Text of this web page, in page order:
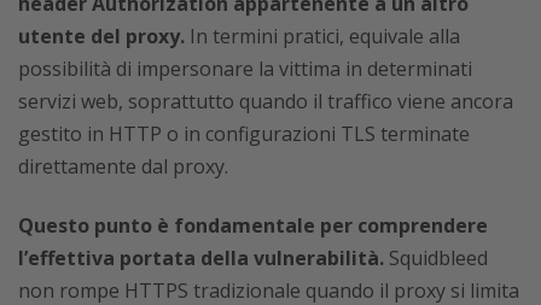
utente del proxy. In termini pratici, equivale alla
possibilità di impersonare la vittima in determinati
servizi web, soprattutto quando il traffico viene ancora
gestito in HTTP o in configurazioni TLS terminate
direttamente dal proxy.
Questo punto è fondamentale per comprendere
l’effettiva portata della vulnerabilità. Squidbleed
non rompe HTTPS tradizionale quando il proxy si limita